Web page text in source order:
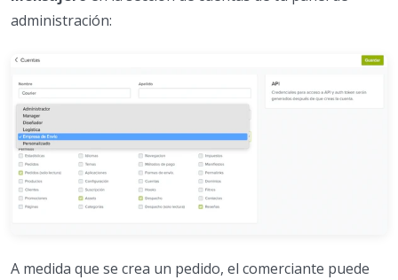
administración:
A medida que se crea un pedido, el comerciante puede